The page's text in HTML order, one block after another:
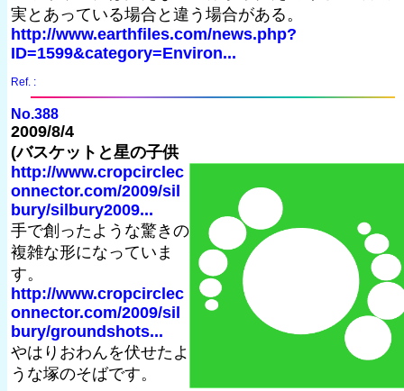
実とあっている場合と違う場合がある。
http://www.earthfiles.com/news.php?
ID=1599&category=Environ...
Ref. :
No.388
2009/8/4
(バスケットと星の子供
http://www.cropcirclec
onnector.com/2009/sil
bury/silbury2009...
手で創ったような驚きの
複雑な形になっていま
す。
http://www.cropcirclec
onnector.com/2009/sil
bury/groundshots...
やはりおわんを伏せたよ
うな塚のそばです。